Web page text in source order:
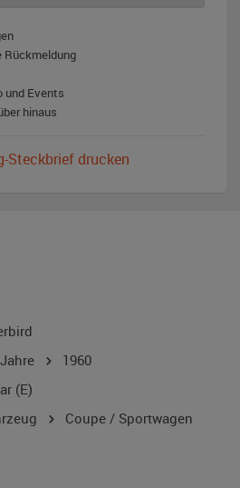
Rückmeldung
und Events
hinaus
Steckbrief drucken
1960
(E)
Coupe / Sportwagen